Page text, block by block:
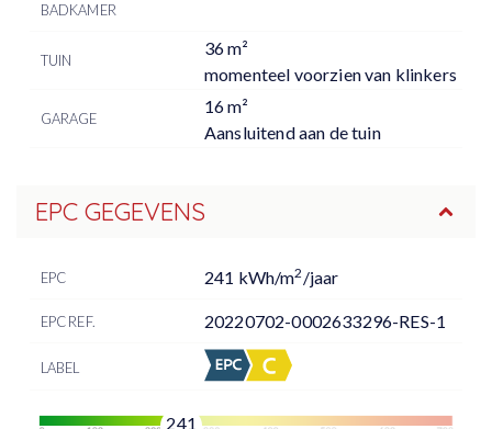
BADKAMER
TUIN
36 m²
momenteel voorzien van klinkers
GARAGE
16 m²
Aansluitend aan de tuin
EPC GEGEVENS
EPC 241 kWh/m2 /jaar
EPC REF. 20220702-0002633296-RES-1
LABEL
241